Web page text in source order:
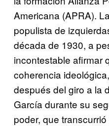
Americana (APRA).
populista de
década de 1930, a
incontestable afirmar
coherencia
después del giro a la
García durante su
poder, que